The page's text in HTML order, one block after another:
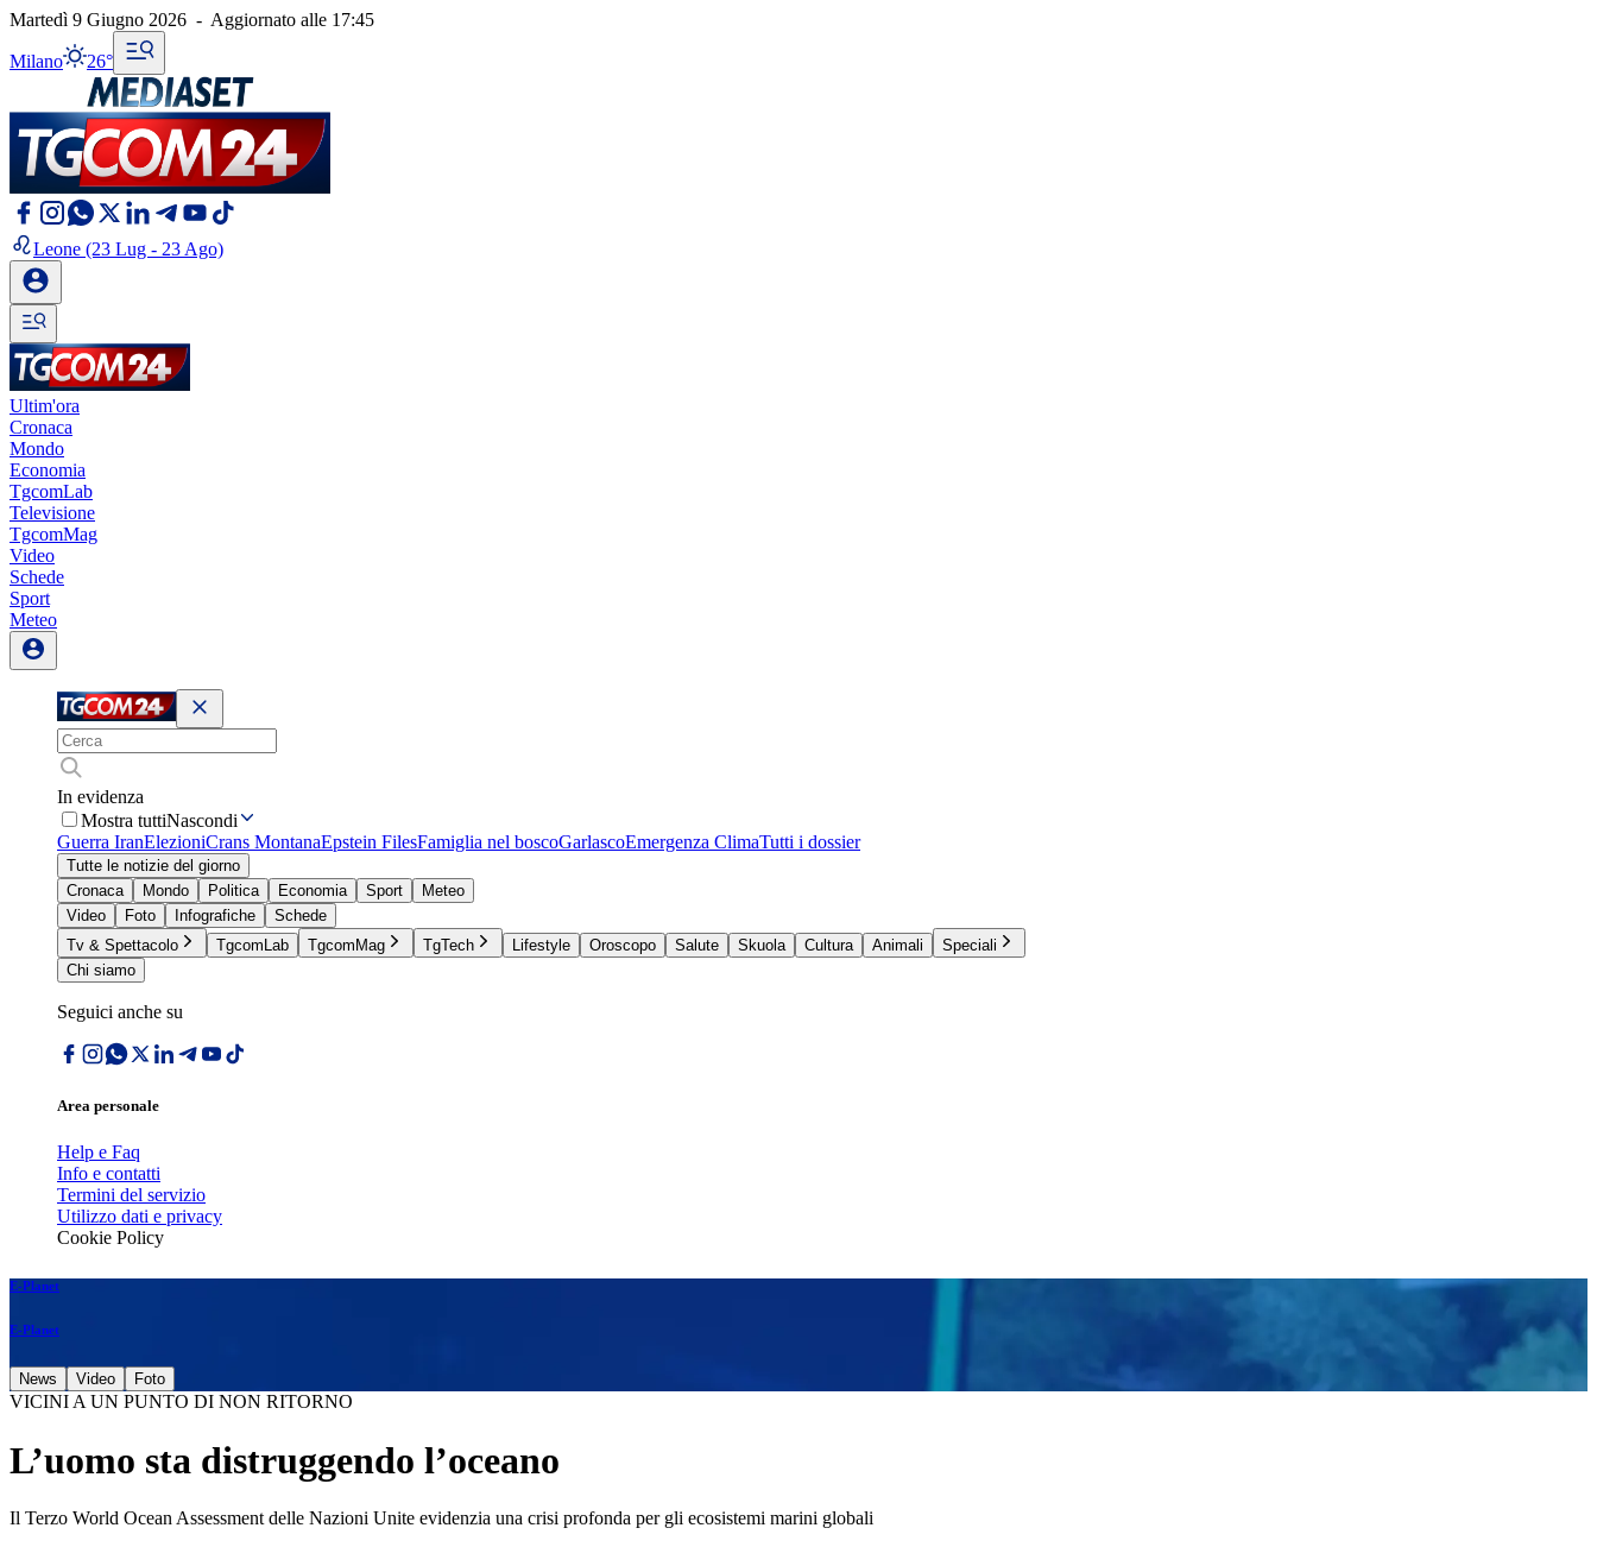
Martedì 9 Giugno 2026 - Aggiornato alle 17:45
Milano 26°
Leone (23 Lug - 23 Ago)
Ultim'ora
Cronaca
Mondo
Economia
TgcomLab
Televisione
TgcomMag
Video
Schede
Sport
Meteo
In evidenza
Mostra tuttiNascondi
Guerra IranElezioniCrans MontanaEpstein FilesFamiglia nel boscoGarlascoEmergenza ClimaTutti i dossier
Tutte le notizie del giorno
Cronaca
Mondo Politica Economia Sport
Meteo
Video
Foto Infografiche
Schede
Tv & Spettacolo
TgcomLab TgcomMag TgTech Lifestyle Oroscopo Salute Skuola Cultura Animali
Speciali
Chi siamo
Seguici anche su
Area personale
Help e Faq
Info e contatti
Termini del servizio
Utilizzo dati e privacy
Cookie Policy
E-Planet
E-Planet
News Video Foto
VICINI A UN PUNTO DI NON RITORNO
L’uomo sta distruggendo l’oceano
Il Terzo World Ocean Assessment delle Nazioni Unite evidenzia una crisi profonda per gli ecosistemi marini globali